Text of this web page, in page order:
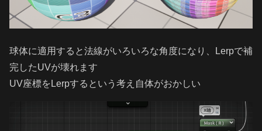
球体に適用すると法線がいろいろな角度になり、Lerpで補
完したUVが壊れます
UV座標をLerpするという考え自体がおかしい